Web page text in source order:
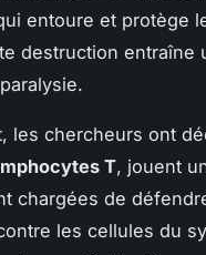
entoure et protège
destruction entraîne
les chercheurs ont
T, jouent
chargées de
les cellules du